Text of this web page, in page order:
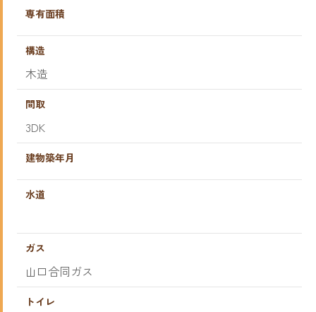
専有面積
構造
木造
間取
3DK
建物築年月
水道
ガス
山口合同ガス
トイレ